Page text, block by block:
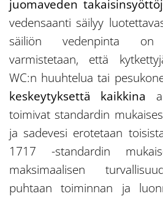
juomaveden
vedensaanti säilyy
säiliön vedenpinta
varmistetaan, että
WC:n huuhtelua tai
keskeytyksettä kaikkina
toimivat standardin
ja sadevesi erotetaan
1717 -standardin
maksimaalisen
puhtaan toiminnan ja